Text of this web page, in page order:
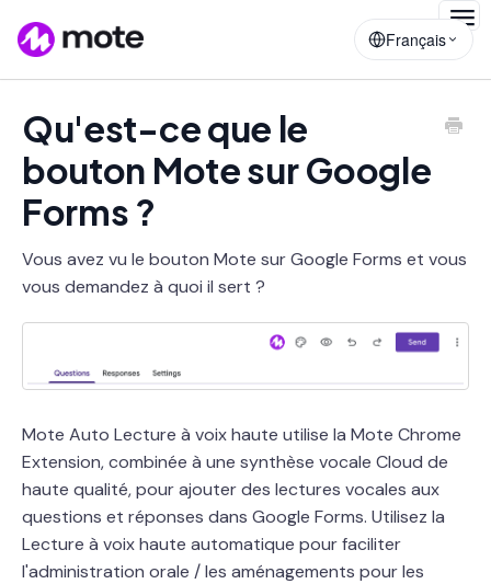
Français
Qu'est-ce que le
bouton Mote sur Google
Forms ?
Vous avez vu le bouton Mote sur Google Forms et vous
vous demandez à quoi il sert ?
Mote Auto Lecture à voix haute utilise la Mote Chrome
Extension, combinée à une synthèse vocale Cloud de
haute qualité, pour ajouter des lectures vocales aux
questions et réponses dans Google Forms. Utilisez la
Lecture à voix haute automatique pour faciliter
l'administration orale / les aménagements pour les